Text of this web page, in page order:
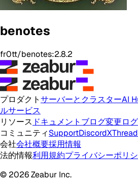
benotes
fr0tt/benotes:2.8.2
プロダクトサーバーとクラスターAI
ルサービス
リソース ドキュメント ブログ変更ログ
コミュニティSupportDiscordX
会社会社概要採用情報
法的情報利用規約プライバシーポリ
© 2026 Zeabur Inc.